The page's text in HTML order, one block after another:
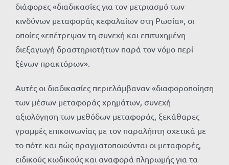
διάφορες «διαδικασίες για τον μετριασμό των
κινδύνων μεταφοράς κεφαλαίων στη Ρωσία», οι
οποίες «επέτρεψαν τη συνεχή και επιτυχημένη
διεξαγωγή δραστηριοτήτων παρά τον νόμο περί
ξένων πρακτόρων».
Αυτές οι διαδικασίες περιελάμβαναν «διαφοροποίηση
των μέσων μεταφοράς χρημάτων, συνεχή
αξιολόγηση των μεθόδων μεταφοράς, ξεκάθαρες
γραμμές επικοινωνίας με τον παραλήπτη σχετικά με
το πότε και πώς πραγματοποιούνται οι μεταφορές,
ειδικούς κωδικούς και αναφορά πληρωμής για τα